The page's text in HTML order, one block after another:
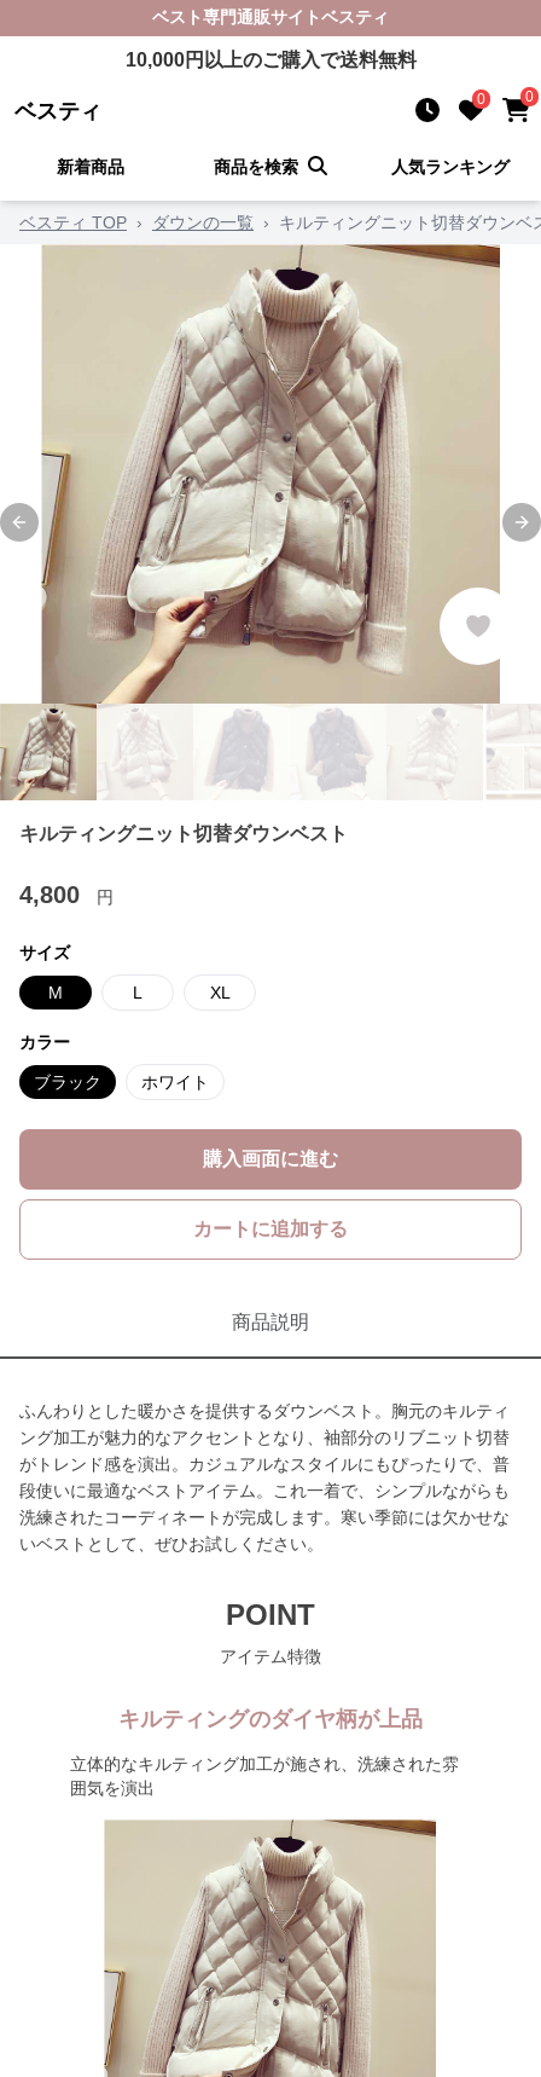
ベスト専門通販サイトベスティ
10,000円以上のご購入で送料無料
ベスティ 0 0
新着商品 商品を検索 人気ランキング
ベスティ TOP › ダウンの一覧 › キルティングニット切替ダウンベ
Previous slide
キルティングニット切替ダウンベスト
4,800 円
サイズ
M L XL
カラー
ブラック ホワイト
購入画面に進む
カートに追加する
商品説明
ふんわりとした暖かさを提供するダウンベスト。胸元のキルティ
ング加工が魅力的なアクセントとなり、袖部分のリブニット切替
がトレンド感を演出。カジュアルなスタイルにもぴったりで、普
段使いに最適なベストアイテム。これ一着で、シンプルながらも
洗練されたコーディネートが完成します。寒い季節には欠かせな
いベストとして、ぜひお試しください。
POINT
アイテム特徴
キルティングのダイヤ柄が上品
立体的なキルティング加工が施され、洗練された雰
囲気を演出